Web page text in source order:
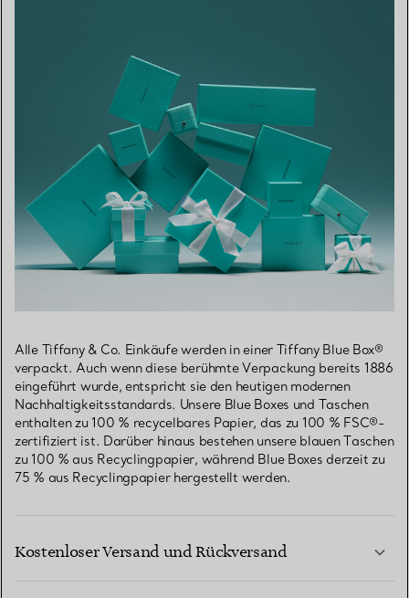
Alle Tiffany & Co. Einkäufe werden in einer Tiffany Blue Box®
verpackt. Auch wenn diese berühmte Verpackung bereits 1886
eingeführt wurde, entspricht sie den heutigen modernen
Nachhaltigkeitsstandards. Unsere Blue Boxes und Taschen
enthalten zu 100 % recycelbares Papier, das zu 100 % FSC®-
zertifiziert ist. Darüber hinaus bestehen unsere blauen Taschen
zu 100 % aus Recyclingpapier, während Blue Boxes derzeit zu
75 % aus Recyclingpapier hergestellt werden.
Kostenloser Versand und Rückversand